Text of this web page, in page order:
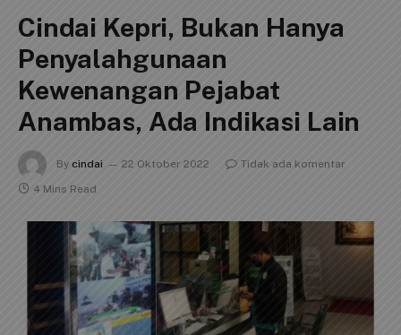
Cindai Kepri, Bukan Hanya
Penyalahgunaan
Kewenangan Pejabat
Anambas, Ada Indikasi Lain
By cindai 22 Oktober 2022
Tidak ada komentar
4 Mins Read